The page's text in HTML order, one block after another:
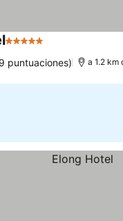
5 Estrellas
puntuaciones) a 1.2 km